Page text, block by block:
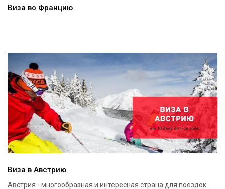
Виза во Францию
Виза в Австрию
Австрия - многообразная и интересная страна для поездок.